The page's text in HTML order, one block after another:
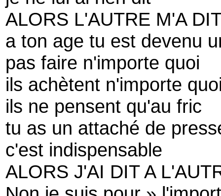
ALORS L'AUTRE M'A
a ton age tu est devenu
pas faire n'importe quoi
ils achètent n'importe
ils ne pensent qu'au fric
tu as un attaché de
c'est indispensable
ALORS J'AI DIT A